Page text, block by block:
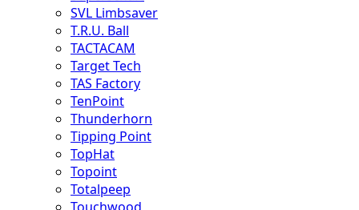
SVL Limbsaver
T.R.U. Ball
TACTACAM
Target Tech
TAS Factory
TenPoint
Thunderhorn
Tipping Point
TopHat
Topoint
Totalpeep